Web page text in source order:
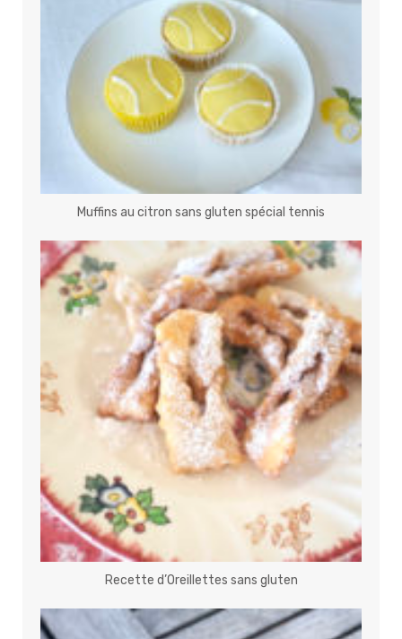
Muffins au citron sans gluten spécial tennis
Recette d’Oreillettes sans gluten